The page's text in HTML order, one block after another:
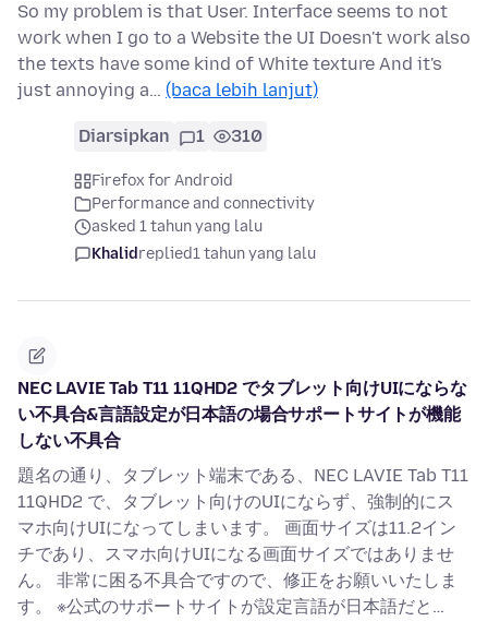
So my problem is that User. Interface seems to not
work when I go to a Website the UI Doesn't work also
the texts have some kind of White texture And it's
just annoying a… (baca lebih lanjut)
Diarsipkan 1 310
Firefox for Android
Performance and connectivity
asked 1 tahun yang lalu
Khalidreplied1 tahun yang lalu
NEC LAVIE Tab T11 11QHD2 でタブレット向けUIにならな
い不具合&言語設定が日本語の場合サポートサイトが機能
しない不具合
題名の通り、タブレット端末である、NEC LAVIE Tab T11
11QHD2 で、タブレット向けのUIにならず、強制的にス
マホ向けUIになってしまいます。 画面サイズは11.2イン
チであり、スマホ向けUIになる画面サイズではありませ
ん。 非常に困る不具合ですので、修正をお願いいたしま
す。 ※公式のサポートサイトが設定言語が日本語だと…